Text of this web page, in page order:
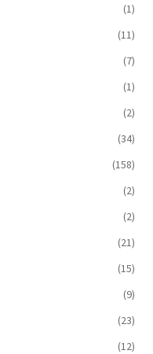
(1)
(11)
(7)
(1)
(2)
(34)
(158)
(2)
(2)
(21)
(15)
(9)
(23)
(12)